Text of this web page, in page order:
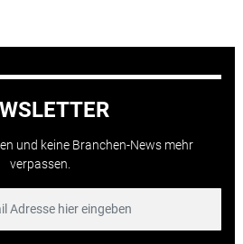
und keine Branchen-News mehr
verpassen.